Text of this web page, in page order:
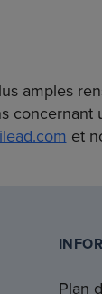
amples
concernant
et
Plan